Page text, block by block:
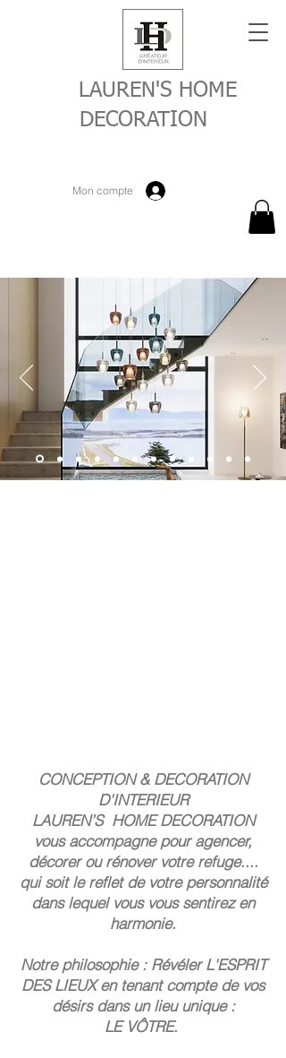
LAUREN'S HOME
DECORATION
Mon compte
CONCEPTION & DECORATION
D'INTERIEUR
LAUREN’S HOME DECORATION
vous accompagne pour agencer,
décorer ou rénover votre refuge....
qui soit le reflet de votre personnalité
dans lequel vous vous sentirez en
harmonie.
Notre philosophie : Révéler L'ESPRIT
DES LIEUX en tenant compte de vos
désirs dans un lieu unique :
LE VÔTRE.